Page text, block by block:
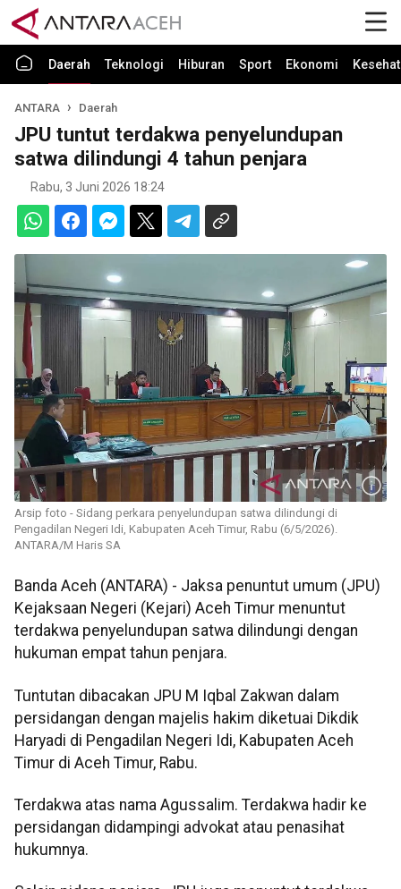
Daerah Teknologi Hiburan Sport Ekonomi
ANTARA Daerah
JPU tuntut terdakwa penyelundupan
satwa dilindungi 4 tahun penjara
Rabu, 3 Juni 2026 18:24
Arsip foto - Sidang perkara penyelundupan satwa dilindungi di
Pengadilan Negeri Idi, Kabupaten Aceh Timur, Rabu (6/5/2026).
ANTARA/M Haris SA
Banda Aceh (ANTARA) - Jaksa penuntut umum (JPU)
Kejaksaan Negeri (Kejari) Aceh Timur menuntut
terdakwa penyelundupan satwa dilindungi dengan
hukuman empat tahun penjara.
Tuntutan dibacakan JPU M Iqbal Zakwan dalam
persidangan dengan majelis hakim diketuai Dikdik
Haryadi di Pengadilan Negeri Idi, Kabupaten Aceh
Timur di Aceh Timur, Rabu.
Terdakwa atas nama Agussalim. Terdakwa hadir ke
persidangan didampingi advokat atau penasihat
hukumnya.